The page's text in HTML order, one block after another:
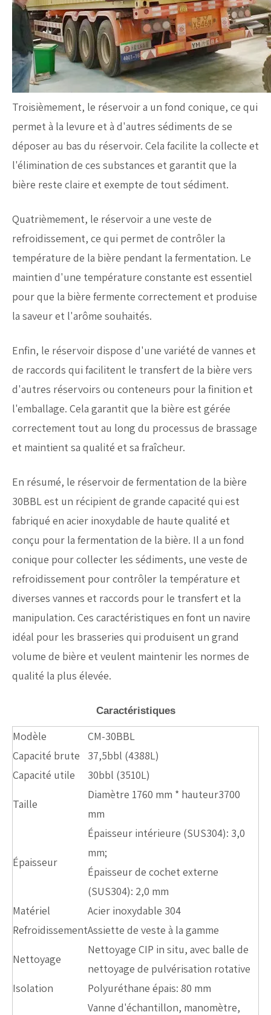
Troisièmement, le réservoir a un fond conique, ce qui
permet à la levure et à d'autres sédiments de se
déposer au bas du réservoir. Cela facilite la collecte et
l'élimination de ces substances et garantit que la
bière reste claire et exempte de tout sédiment.
Quatrièmement, le réservoir a une veste de
refroidissement, ce qui permet de contrôler la
température de la bière pendant la fermentation. Le
maintien d'une température constante est essentiel
pour que la bière fermente correctement et produise
la saveur et l'arôme souhaités.
Enfin, le réservoir dispose d'une variété de vannes et
de raccords qui facilitent le transfert de la bière vers
d'autres réservoirs ou conteneurs pour la finition et
l'emballage. Cela garantit que la bière est gérée
correctement tout au long du processus de brassage
et maintient sa qualité et sa fraîcheur.
En résumé, le réservoir de fermentation de la bière
30BBL est un récipient de grande capacité qui est
fabriqué en acier inoxydable de haute qualité et
conçu pour la fermentation de la bière. Il a un fond
conique pour collecter les sédiments, une veste de
refroidissement pour contrôler la température et
diverses vannes et raccords pour le transfert et la
manipulation. Ces caractéristiques en font un navire
idéal pour les brasseries qui produisent un grand
volume de bière et veulent maintenir les normes de
qualité la plus élevée.
Caractéristiques
Modèle
CM-30BBL
Capacité brute
37,5bbl (4388L)
Capacité utile
30bbl (3510L)
Taille
Diamètre 1760 mm * hauteur3700
mm
Épaisseur
Épaisseur intérieure (SUS304): 3,0
mm;
Épaisseur de cochet externe
(SUS304): 2,0 mm
Matériel
Acier inoxydable 304
RefroidissementAssiette de veste à la gamme
Nettoyage
Nettoyage CIP in situ, avec balle de
nettoyage de pulvérisation rotative
Isolation
Polyuréthane épais: 80 mm
Vanne d'échantillon, manomètre,